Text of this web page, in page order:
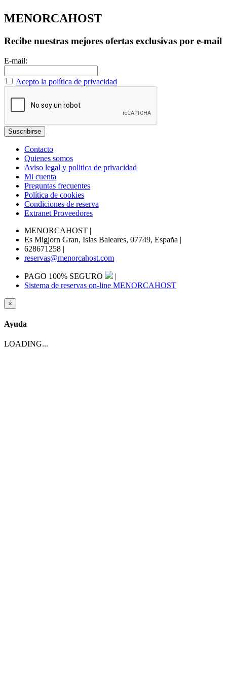
MENORCAHOST
Recibe nuestras mejores ofertas exclusivas por e-mail
E-mail:
Acepto la política de privacidad
Contacto
Quienes somos
Aviso legal y politica de privacidad
Mi cuenta
Preguntas frecuentes
Política de cookies
Condiciones de reserva
Extranet Proveedores
MENORCAHOST |
Es Migjorn Gran, Islas Baleares, 07749, España |
628671258 |
reservas@menorcahost.com
PAGO 100% SEGURO
|
Sistema de reservas on-line MENORCAHOST
×
Ayuda
LOADING...